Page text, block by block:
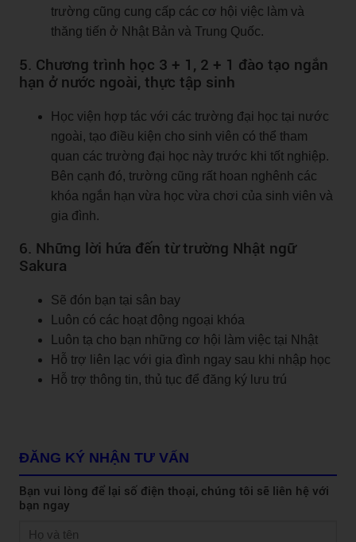
trường cũng cung cấp các cơ hội việc làm và
thăng tiến ở Nhật Bản và Trung Quốc.
5. Chương trình học 3 + 1, 2 + 1 đào tạo ngắn
hạn ở nước ngoài, thực tập sinh
Học viện hợp tác với các trường đại học tại nước
ngoài, tạo điều kiện cho sinh viên có thể tham
quan các trường đại học này trước khi tốt nghiệp.
Bên cạnh đó, trường cũng rất hoan nghênh các
khóa ngắn hạn vừa học vừa chơi của sinh viên và
gia đình.
6. Những lời hứa đến từ trường Nhật ngữ
Sakura
Sẽ đón bạn tại sân bay
Luôn có các hoạt động ngoại khóa
Luôn tạ cho bạn những cơ hội làm việc tại Nhật
Hỗ trợ liên lạc với gia đình ngay sau khi nhập học
Hỗ trợ thông tin, thủ tục để đăng ký lưu trú
ĐĂNG KÝ NHẬN TƯ VẤN
Bạn vui lòng để lại số điện thoại, chúng tôi sẽ liên hệ với
bạn ngay